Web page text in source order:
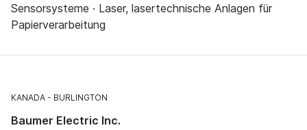
Sensorsysteme · Laser, lasertechnische Anlagen für
Papierverarbeitung
KANADA BURLINGTON
Baumer Electric Inc.